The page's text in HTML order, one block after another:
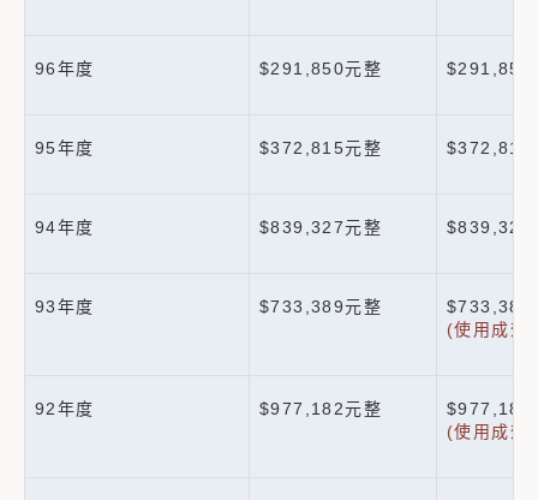
96年度 $291,850元整 $291,850
95年度 $372,815元整 $372,815
94年度 $839,327元整 $839,327
93年度 $733,389元整
$733,389
(使用成效
92年度 $977,182元整
$977,182
(使用成效